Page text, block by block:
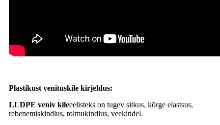
Plastikust venituskile kirjeldus:
LLDPE veniv kileeelisteks on tugev sitkus, kõrge elastsus,
rebenemiskindlus, tolmukindlus, veekindel.